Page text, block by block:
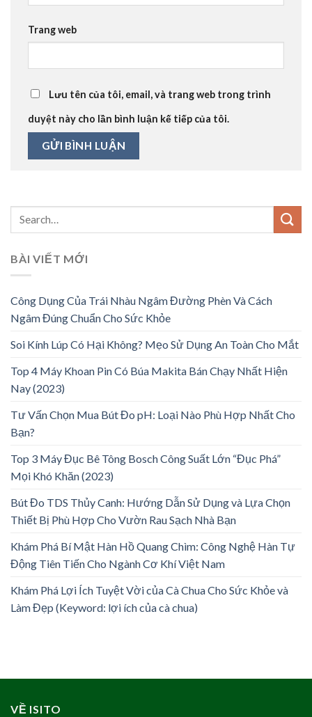
Trang web
Lưu tên của tôi, email, và trang web trong trình
duyệt này cho lần bình luận kế tiếp của tôi.
BÀI VIẾT MỚI
Công Dụng Của Trái Nhàu Ngâm Đường Phèn Và Cách
Ngâm Đúng Chuẩn Cho Sức Khỏe
Soi Kính Lúp Có Hại Không? Mẹo Sử Dụng An Toàn Cho Mắt
Top 4 Máy Khoan Pin Có Búa Makita Bán Chạy Nhất Hiện
Nay (2023)
Tư Vấn Chọn Mua Bút Đo pH: Loại Nào Phù Hợp Nhất Cho
Bạn?
Top 3 Máy Đục Bê Tông Bosch Công Suất Lớn “Đục Phá”
Mọi Khó Khăn (2023)
Bút Đo TDS Thủy Canh: Hướng Dẫn Sử Dụng và Lựa Chọn
Thiết Bị Phù Hợp Cho Vườn Rau Sạch Nhà Bạn
Khám Phá Bí Mật Hàn Hồ Quang Chìm: Công Nghệ Hàn Tự
Động Tiên Tiến Cho Ngành Cơ Khí Việt Nam
Khám Phá Lợi Ích Tuyệt Vời của Cà Chua Cho Sức Khỏe và
Làm Đẹp (Keyword: lợi ích của cà chua)
VỀ ISITO